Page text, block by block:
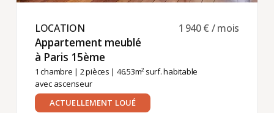
LOCATION ​
Appartement meublé
à Paris 15ème ​
1 chambre | 2 pièces | 46.53m² surf. habitable
avec ascenseur
1 940 € / mois
ACTUELLEMENT LOUÉ